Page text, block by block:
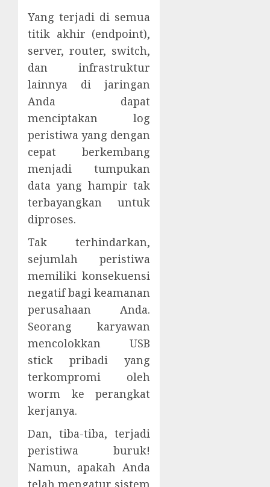
Yang terjadi di semua
titik akhir (endpoint),
server, router, switch,
dan infrastruktur
lainnya di jaringan
Anda dapat
menciptakan log
peristiwa yang dengan
cepat berkembang
menjadi tumpukan
data yang hampir tak
terbayangkan untuk
diproses.
Tak terhindarkan,
sejumlah peristiwa
memiliki konsekuensi
negatif bagi keamanan
perusahaan Anda.
Seorang karyawan
mencolokkan USB
stick pribadi yang
terkompromi oleh
worm ke perangkat
kerjanya.
Dan, tiba-tiba, terjadi
peristiwa buruk!
Namun, apakah Anda
telah mengatur sistem